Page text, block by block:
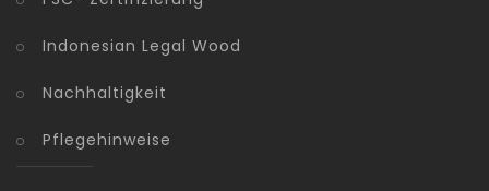
Indonesian Legal Wood
Nachhaltigkeit
Pflegehinweise